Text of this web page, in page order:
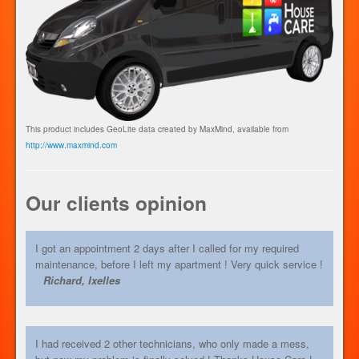
This product includes GeoLite data created by MaxMind, available from
http://www.maxmind.com
Our clients opinion
I got an appointment 2 days after I called for my required
maintenance, before I left my apartment ! Very quick service !
Richard, Ixelles
I had received 2 other technicians, who only made a mess,